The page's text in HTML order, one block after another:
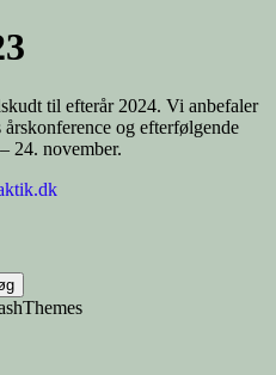
til efterår 2024. Vi anbefaler
og efterfølgende
24. november.